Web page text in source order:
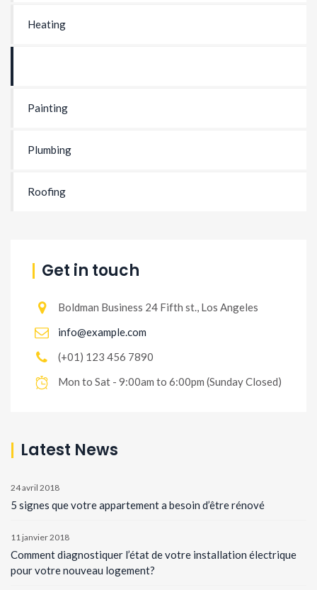
Heating
Painting
Plumbing
Roofing
Get in touch
Boldman Business 24 Fifth st., Los Angeles
info@example.com
(+01) 123 456 7890
Mon to Sat - 9:00am to 6:00pm (Sunday Closed)
Latest News
24 avril 2018
5 signes que votre appartement a besoin d’être rénové
11 janvier 2018
Comment diagnostiquer l’état de votre installation électrique
pour votre nouveau logement?